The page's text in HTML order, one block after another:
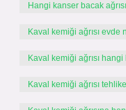
Hangi kanser bacak
Kaval kemiği ağrısı evde
Kaval kemiği ağrısı
Kaval kemiği ağrısı